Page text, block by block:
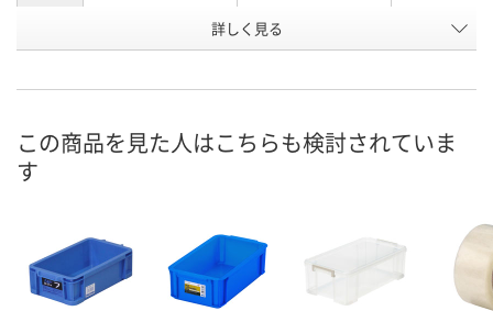
イエロー イエロー
号
お届け日
カゴへ カゴへ カ
詳しく見る
この商品を見た人はこちらも検討されていま
す